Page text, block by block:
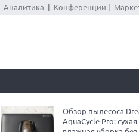
Аналитика Конференции
Обзор пылесоса
AquaCycle Pro: сухая